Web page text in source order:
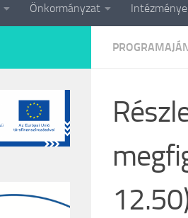
Önkormányzat